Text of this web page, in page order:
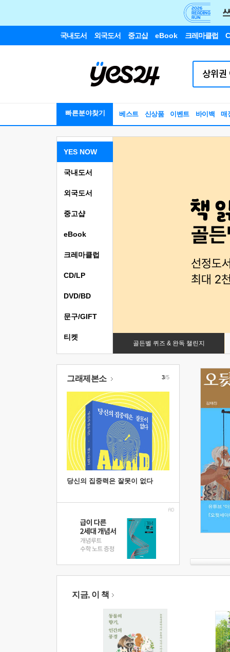
국내도서 외국도서 중고샵 eBook 크레마클럽
빠른분야찾기 베스트 신상품 이벤트 바이백 매
YES NOW
골든벨 퀴즈 & 완독 챌린지
국내도서
외국도서
중고샵
eBook
크레마클럽
CD/LP
DVD/BD
문구/GIFT
티켓
그래제본소
당신의 집중력은 잘못이 없다
3/5
지금, 이 책